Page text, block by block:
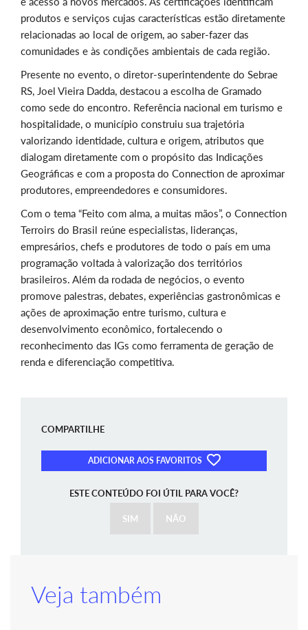
produtos e serviços cujas características estão diretamente
relacionadas ao local de origem, ao saber-fazer das
comunidades e às condições ambientais de cada região.
Presente no evento, o diretor-superintendente do Sebrae
RS, Joel Vieira Dadda, destacou a escolha de Gramado
como sede do encontro. Referência nacional em turismo e
hospitalidade, o município construiu sua trajetória
valorizando identidade, cultura e origem, atributos que
dialogam diretamente com o propósito das Indicações
Geográficas e com a proposta do Connection de aproximar
produtores, empreendedores e consumidores.
Com o tema “Feito com alma, a muitas mãos”, o Connection
Terroirs do Brasil reúne especialistas, lideranças,
empresários, chefs e produtores de todo o país em uma
programação voltada à valorização dos territórios
brasileiros. Além da rodada de negócios, o evento
promove palestras, debates, experiências gastronômicas e
ações de aproximação entre turismo, cultura e
desenvolvimento econômico, fortalecendo o
reconhecimento das IGs como ferramenta de geração de
renda e diferenciação competitiva.
COMPARTILHE
ADICIONAR AOS FAVORITOS
ESTE CONTEÚDO FOI ÚTIL PARA VOCÊ?
SIM NÃO
Veja também